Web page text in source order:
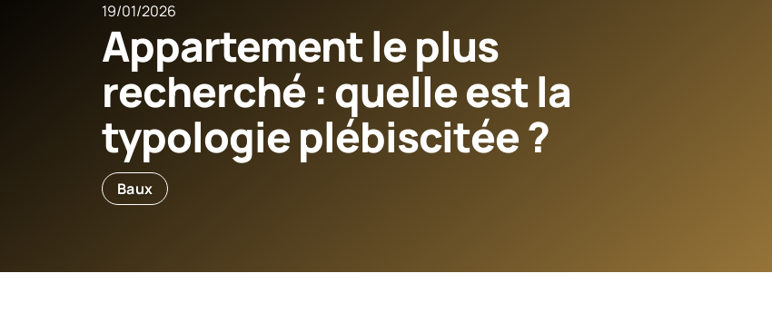
19/01/2026
Appartement le plus
recherché : quelle est la
typologie plébiscitée ?
Baux